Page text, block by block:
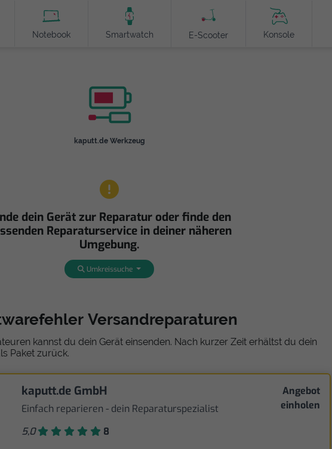
Notebook Smartwatch E-Scooter Konsole
kaputt.de Werkzeug
dein Gerät zur Reparatur oder finde den
Reparaturservice in deiner näheren
Umgebung.
Umkreissuche
Versandreparaturen
kannst du dein Gerät einsenden. Nach kurzer Zeit erhältst du dein
Paket zurück.
kaputt.de GmbH
Einfach reparieren - dein Reparaturspezialist
5,0
8
Angebot
einholen